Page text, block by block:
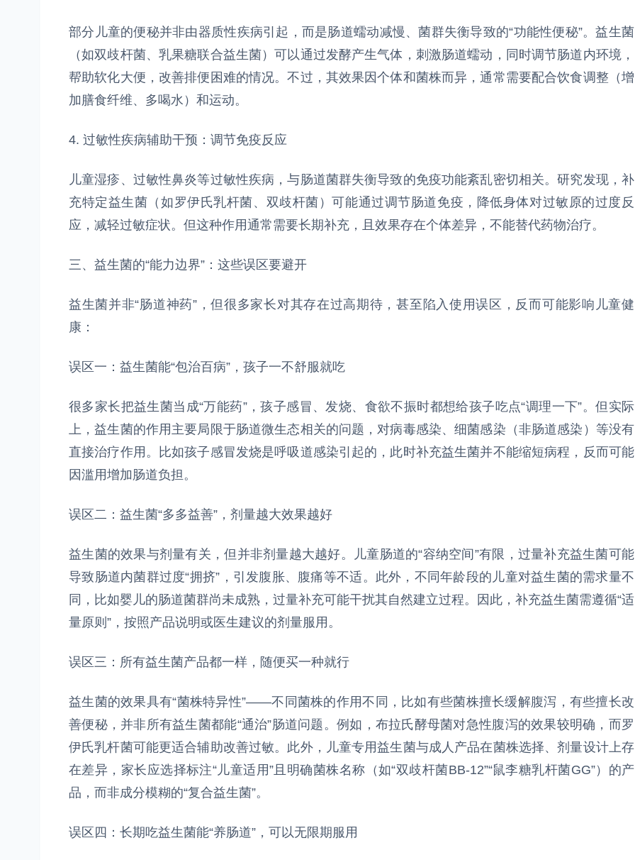
部分儿童的便秘并非由器质性疾病引起，而是肠道蠕动减慢、菌群失衡导致的“功能性便秘”。益生菌
（如双歧杆菌、乳果糖联合益生菌）可以通过发酵产生气体，刺激肠道蠕动，同时调节肠道内环境，
帮助软化大便，改善排便困难的情况。不过，其效果因个体和菌株而异，通常需要配合饮食调整（增
加膳食纤维、多喝水）和运动。
4. 过敏性疾病辅助干预：调节免疫反应
儿童湿疹、过敏性鼻炎等过敏性疾病，与肠道菌群失衡导致的免疫功能紊乱密切相关。研究发现，补
充特定益生菌（如罗伊氏乳杆菌、双歧杆菌）可能通过调节肠道免疫，降低身体对过敏原的过度反
应，减轻过敏症状。但这种作用通常需要长期补充，且效果存在个体差异，不能替代药物治疗。
三、益生菌的“能力边界”：这些误区要避开
益生菌并非“肠道神药”，但很多家长对其存在过高期待，甚至陷入使用误区，反而可能影响儿童健
康：
误区一：益生菌能“包治百病”，孩子一不舒服就吃
很多家长把益生菌当成“万能药”，孩子感冒、发烧、食欲不振时都想给孩子吃点“调理一下”。但实际
上，益生菌的作用主要局限于肠道微生态相关的问题，对病毒感染、细菌感染（非肠道感染）等没有
直接治疗作用。比如孩子感冒发烧是呼吸道感染引起的，此时补充益生菌并不能缩短病程，反而可能
因滥用增加肠道负担。
误区二：益生菌“多多益善”，剂量越大效果越好
益生菌的效果与剂量有关，但并非剂量越大越好。儿童肠道的“容纳空间”有限，过量补充益生菌可能
导致肠道内菌群过度“拥挤”，引发腹胀、腹痛等不适。此外，不同年龄段的儿童对益生菌的需求量不
同，比如婴儿的肠道菌群尚未成熟，过量补充可能干扰其自然建立过程。因此，补充益生菌需遵循“适
量原则”，按照产品说明或医生建议的剂量服用。
误区三：所有益生菌产品都一样，随便买一种就行
益生菌的效果具有“菌株特异性”——不同菌株的作用不同，比如有些菌株擅长缓解腹泻，有些擅长改
善便秘，并非所有益生菌都能“通治”肠道问题。例如，布拉氏酵母菌对急性腹泻的效果较明确，而罗
伊氏乳杆菌可能更适合辅助改善过敏。此外，儿童专用益生菌与成人产品在菌株选择、剂量设计上存
在差异，家长应选择标注“儿童适用”且明确菌株名称（如“双歧杆菌BB-12”“鼠李糖乳杆菌GG”）的产
品，而非成分模糊的“复合益生菌”。
误区四：长期吃益生菌能“养肠道”，可以无限期服用